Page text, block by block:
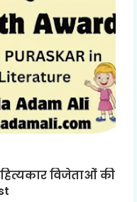
विजेताओं की